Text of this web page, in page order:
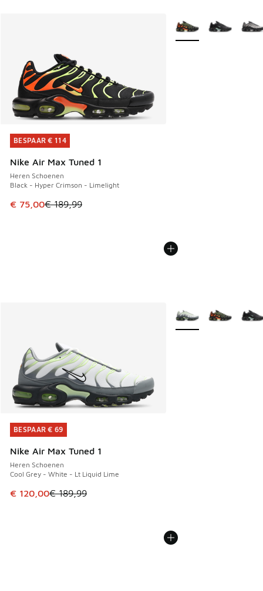
BESPAAR € 114
Nike Air Max Tuned 1
Heren Schoenen
Black - Hyper Crimson - Limelight
Dit artikel is in de uitverkoop. Dit artikel is in de
€ 75,00€ 189,99
BESPAAR € 114
Meer kleuren
BESPAAR € 69
Nike Air Max Tuned 1
Heren Schoenen
Cool Grey - White - Lt Liquid Lime
Dit artikel is in de uitverkoop. Dit artikel is in de
€ 120,00€ 189,99
BESPAAR € 69
Meer kleuren